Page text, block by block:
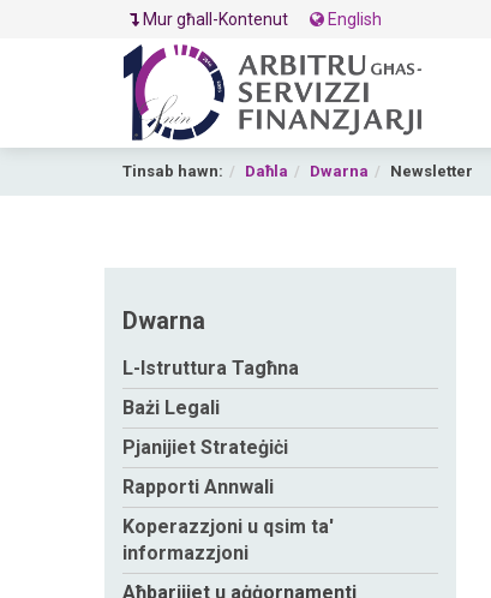
Mur għall-Kontenut English
Tinsab hawn: Daħla Dwarna Newsletter
Dwarna
L-Istruttura Tagħna
Bażi Legali
Pjanijiet Strateġiċi
Rapporti Annwali
Koperazzjoni u qsim ta'
informazzjoni
Aħbarijiet u aġġornamenti